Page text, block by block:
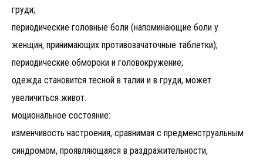
груди;
периодические головные боли (напоминающие боли у
женщин, принимающих противозачаточные таблетки);
периодические обмороки и головокружение;
одежда становится тесной в талии и в груди, может
увеличиться живот.
моциональное состояние:
изменчивость настроения, сравнимая с предменструальным
синдромом, проявляющаяся в раздражительности,